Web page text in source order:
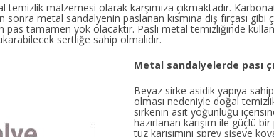
temizlik malzemesi olarak karşımıza çıkmaktadır.
metal sandalyenin paslanan kısmına diş fırçası gibi
tamamen yok olacaktır. Paslı metal temizliğinde
sertliğe sahip olmalıdır.
Metal sandalyelerde pası
Beyaz sirke asidik yapıya
olması nedeniyle doğal
sirkenin asit yoğunluğu
hazırlanan karışım ile güçlü
tuz karışımını sprey şişeye